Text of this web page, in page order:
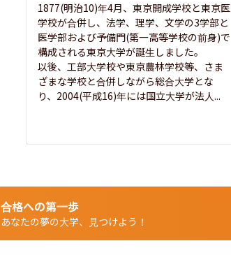
1877(明治10)年4月、東京開成学校と東京医
学校が合併し、法学、理学、文学の3学部と
医学部および予備門(第一高等学校の前身)で
構成される東京大学が誕生しました。
以後、工部大学校や東京農林学校等、さま
ざまな学校と合併しながら総合大学とな
り、2004(平成16)年には国立大学が法人...
合格への第一歩
あなたの夢の大学、見つけよう！